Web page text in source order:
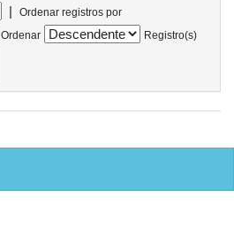
|
Ordenar registros por
Ordenar
Registro(s)